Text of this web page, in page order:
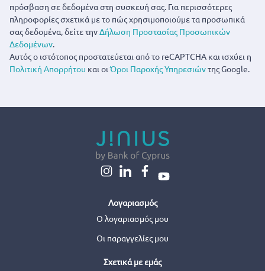
πρόσβαση σε δεδομένα στη συσκευή σας. Για περισσότερες
πληροφορίες σχετικά με το πώς χρησιμοποιούμε τα προσωπικά
σας δεδομένα, δείτε τηνΔήλωση Προστασίας Προσωπικών
Δεδομένων.
Αυτός ο ιστότοπος προστατεύεται από το reCAPTCHA και ισχύει η
Πολιτική Απορρήτου και οιΌροι Παροχής Υπηρεσιώντης Google.
Λογαριασμός
Ο λογαριασμός μου
Οι παραγγελίες μου
Σχετικά με εμάς